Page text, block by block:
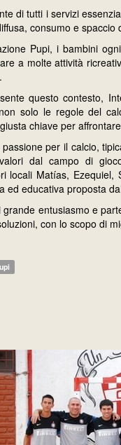
di tutti i servizi
consumo e
Pupi, i bambini
a molte attività
questo contesto,
solo le regole del
chiave per
per il calcio,
dal campo di
locali Matías,
ed educativa proposta
grande entusiasmo e
con lo scopo di